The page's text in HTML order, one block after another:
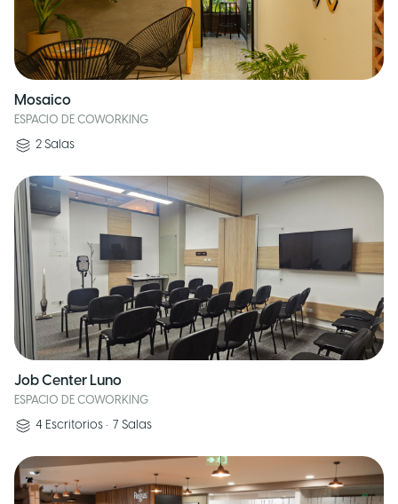
Mosaico
ESPACIO DE COWORKING
2 Salas
Job Center Luno
ESPACIO DE COWORKING
4 Escritorios • 7 Salas